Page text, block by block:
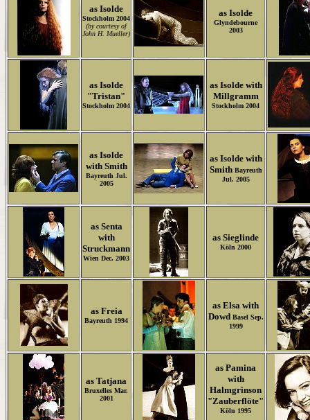
as Isolde
Stockholm 2004
(by courtesy of
John H. Mueller)
as Isolde
Glyndebourne
2003
as Isolde
"Tristan"
Stockholm 2004
as Isolde with
Millgramm
Stockholm 2004
as Isolde
with Smith
Bayreuth Jul.
2005
as Isolde with
Smith Bayreuth
Jul. 2005
as Senta
with
Struckmann
Wien Dec. 2003
as Sieglinde
Köln 2000
as Freia
Bayreuth 1994
as Elsa with
Dowd Basel Sep.
1999
as Tatjana
Bruxelles Mar.
2001
as Pamina
with
Halmgrinson
"Zauberflöte"
Köln 1995